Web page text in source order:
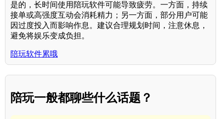
是的，长时间使用陪玩软件可能导致疲劳。一方面，持续
接单或高强度互动会消耗精力；另一方面，部分用户可能
因过度投入而影响作息。建议合理规划时间，注意休息，
避免将娱乐变成负担。
陪玩软件累哦
陪玩一般都聊些什么话题？